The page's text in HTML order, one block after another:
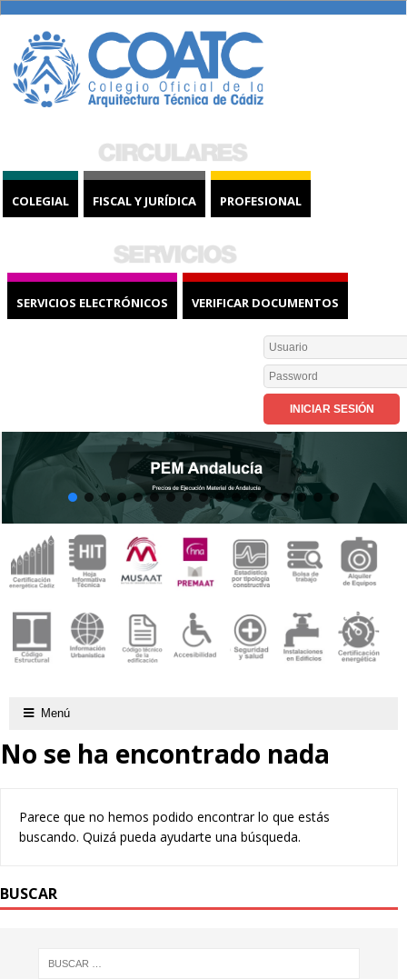
COLEGIAL FISCAL Y JURÍDICA PROFESIONAL
SERVICIOS ELECTRÓNICOS VERIFICAR DOCUMENTOS
Menú
No se ha encontrado nada
Parece que no hemos podido encontrar lo que estás
buscando. Quizá pueda ayudarte una búsqueda.
BUSCAR